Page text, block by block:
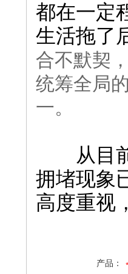
都在一定
生活拖了
合不默契
统筹全局
一。
从目前
拥堵现象
高度重视
产品：